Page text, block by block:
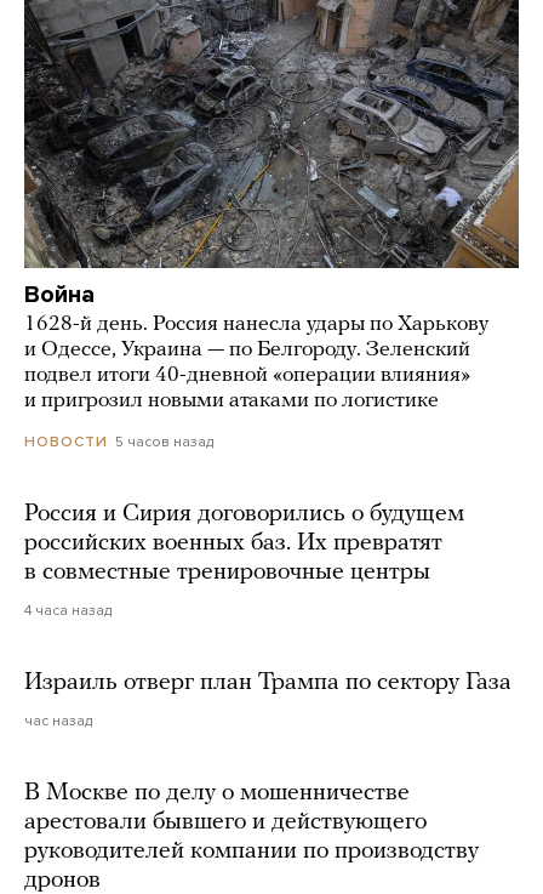
Война
1628-й день. Россия нанесла удары по Харькову
и Одессе, Украина — по Белгороду. Зеленский
подвел итоги 40-дневной «операции влияния»
и пригрозил новыми атаками по логистике
НОВОСТИ 5 часов назад
Россия и Сирия договорились о будущем
российских военных баз. Их превратят
в совместные тренировочные центры
4 часа назад
Израиль отверг план Трампа по сектору Газа
час назад
В Москве по делу о мошенничестве
арестовали бывшего и действующего
руководителей компании по производству
дронов